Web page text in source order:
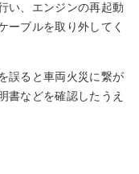
い、エンジンの再起動
ーブルを取り外してく
誤ると車両火災に繋が
書などを確認したうえ